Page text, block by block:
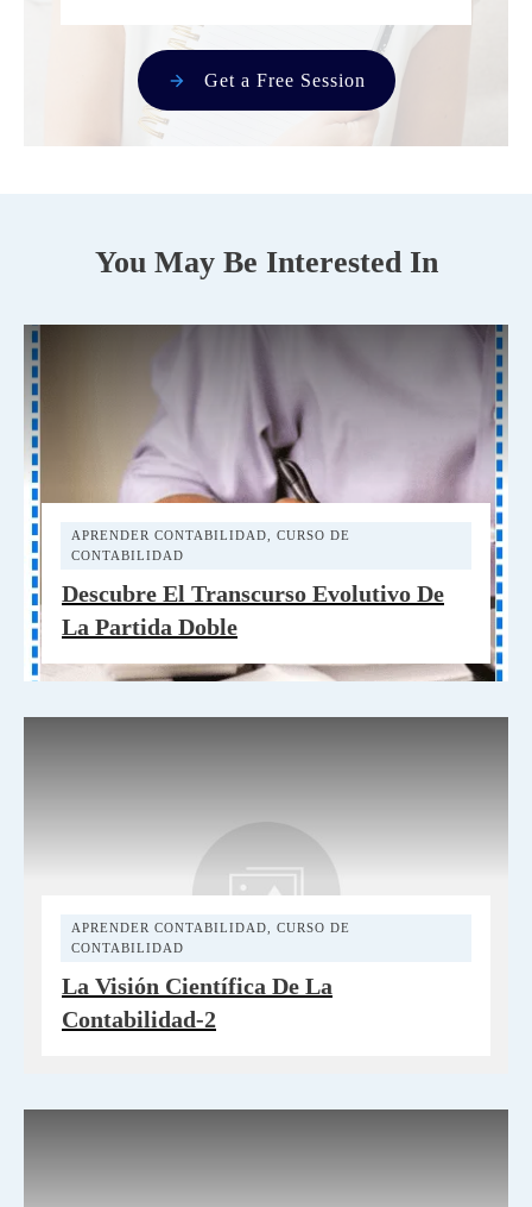
Get a Free Session
You May Be Interested In
APRENDER CONTABILIDAD, CURSO DE
CONTABILIDAD
Descubre El Transcurso Evolutivo De
La Partida Doble
APRENDER CONTABILIDAD, CURSO DE
CONTABILIDAD
La Visión Científica De La
Contabilidad-2